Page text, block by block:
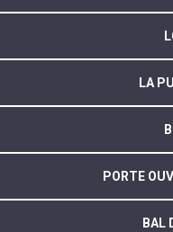
LA
PORTE
BAL